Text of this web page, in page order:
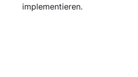
implementieren.